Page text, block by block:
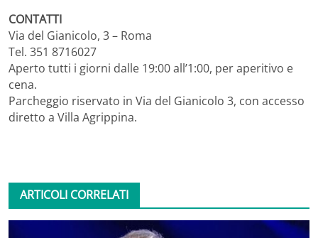
CONTATTI
Via del Gianicolo, 3 – Roma
Tel. 351 8716027
Aperto tutti i giorni dalle 19:00 all’1:00, per aperitivo e
cena.
Parcheggio riservato in Via del Gianicolo 3, con accesso
diretto a Villa Agrippina.
ARTICOLI CORRELATI